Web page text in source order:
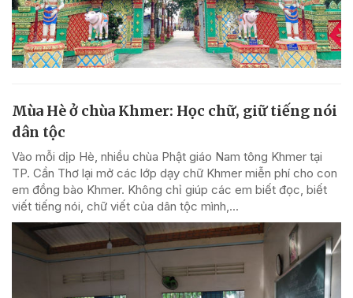
Mùa Hè ở chùa Khmer: Học chữ, giữ tiếng nói
dân tộc
Vào mỗi dịp Hè, nhiều chùa Phật giáo Nam tông Khmer tại
TP. Cần Thơ lại mở các lớp dạy chữ Khmer miễn phí cho con
em đồng bào Khmer. Không chỉ giúp các em biết đọc, biết
viết tiếng nói, chữ viết của dân tộc mình,...